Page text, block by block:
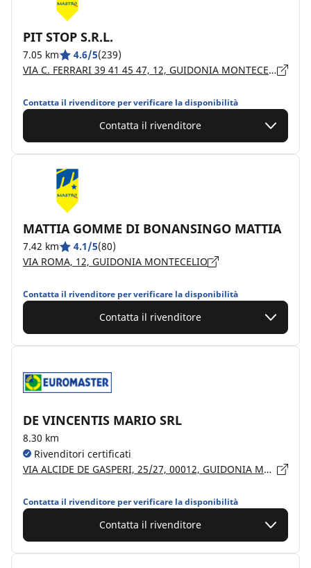
PIT STOP S.R.L.
7.05 km 4.6/5(239)
VIA C. FERRARI 39 41 45 47, 12, GUIDONIA MONTECELIO, IT
Contatta il rivenditore per verificare la disponibilità
Contatta il rivenditore
MATTIA GOMME DI BONANSINGO MATTIA
7.42 km 4.1/5(80)
VIA ROMA, 12, GUIDONIA MONTECELIO
Contatta il rivenditore per verificare la disponibilità
Contatta il rivenditore
DE VINCENTIS MARIO SRL
8.30 km
Rivenditori certificati
VIA ALCIDE DE GASPERI, 25/27, 00012, GUIDONIA MONTECELIO
Contatta il rivenditore per verificare la disponibilità
Contatta il rivenditore